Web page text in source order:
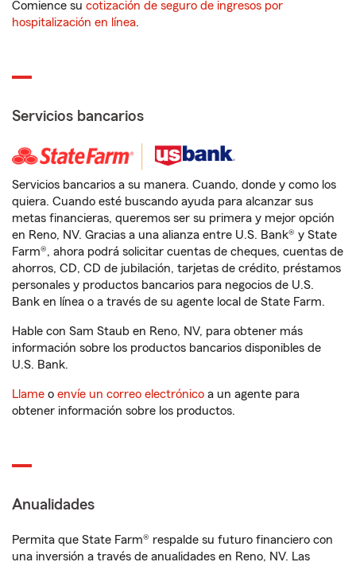
Comience su cotización de seguro de ingresos por
hospitalización en línea.
Servicios bancarios
Servicios bancarios a su manera. Cuando, donde y como los
quiera. Cuando esté buscando ayuda para alcanzar sus
metas financieras, queremos ser su primera y mejor opción
en Reno, NV. Gracias a una alianza entre U.S. Bank® y State
Farm®, ahora podrá solicitar cuentas de cheques, cuentas de
ahorros, CD, CD de jubilación, tarjetas de crédito, préstamos
personales y productos bancarios para negocios de U.S.
Bank en línea o a través de su agente local de State Farm.
Hable con Sam Staub en Reno, NV, para obtener más
información sobre los productos bancarios disponibles de
U.S. Bank.
Llame o envíe un correo electrónico a un agente para
obtener información sobre los productos.
Anualidades
Permita que State Farm® respalde su futuro financiero con
una inversión a través de anualidades en Reno, NV. Las